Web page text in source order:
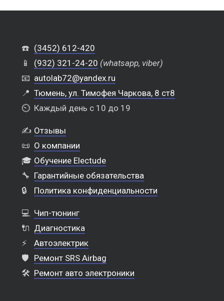
☎️ (3452) 612-420
📱
(932) 321-24-20 (whatsapp, viber)
📧 autolab72@yandex.ru
📍 Тюмень, ул. Тимофея Чаркова, 8 ст8
⏲️ Каждый день с 10 до 19
✍️ Отзывы
📜 О компании
🎓 Обучение Electude
🔧 Гарантийные обязательства
🔒
Политика конфиденциальности
💻 Чип-тюнинг
🔌 Диагностика
⚡
Автоэлектрик
🛡️ Ремонт SRS Airbag
🛠️ Ремонт авто электроники